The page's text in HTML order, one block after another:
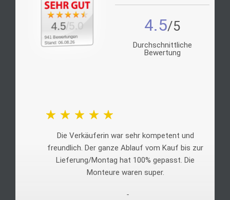
941 Bewertungen
Stand: 06.08.26
4.5/5.0 4.5
Durchschnittliche
Bewertung
Die Verkäuferin war sehr kompetent und
freundlich. Der ganze Ablauf vom Kauf bis zur
Lieferung/Montag hat 100% gepasst. Die
Monteure waren super.